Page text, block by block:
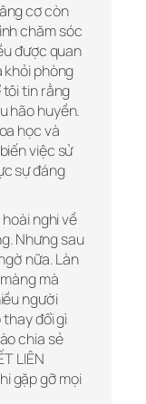
cơ còn
chăm sóc
được quan
khỏi phòng
tôi tin rằng
hão huyền.
học và
việc sử
sự đáng
nghi về
Nhưng sau
nữa. Làn
mà
người
thay đổi gì
chia sẻ
LIÊN
gặp gỡ mọi